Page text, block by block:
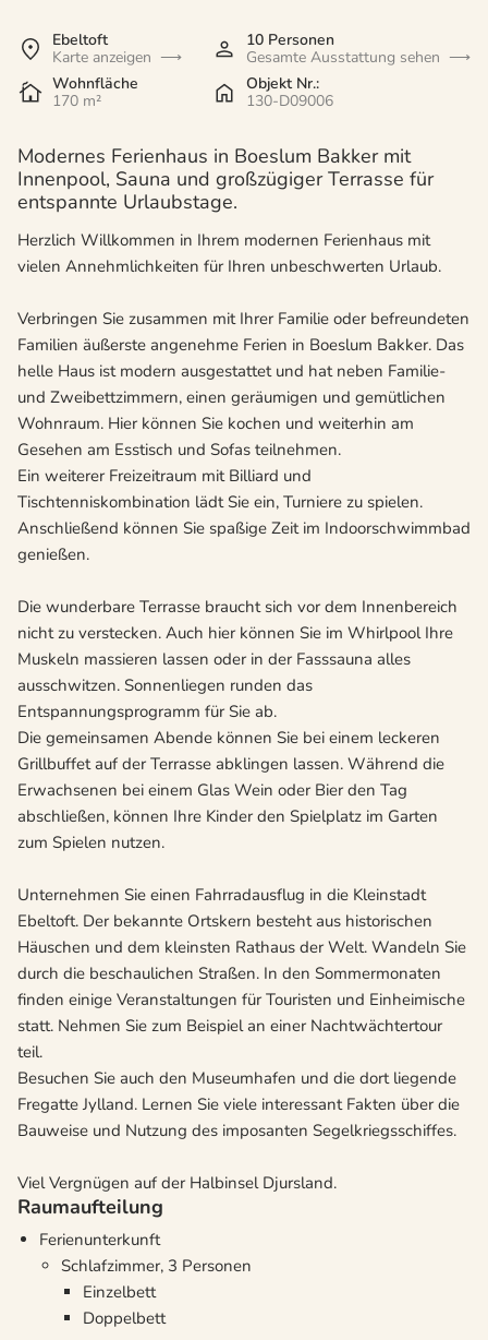
Ebeltoft
Karte anzeigen
10 Personen
Gesamte Ausstattung sehen
Wohnfläche
170 m²
Objekt Nr.:
130-D09006
Modernes Ferienhaus in Boeslum Bakker mit
Innenpool, Sauna und großzügiger Terrasse für
entspannte Urlaubstage.
Herzlich Willkommen in Ihrem modernen Ferienhaus mit
vielen Annehmlichkeiten für Ihren unbeschwerten Urlaub.
Verbringen Sie zusammen mit Ihrer Familie oder befreundeten
Familien äußerste angenehme Ferien in Boeslum Bakker. Das
helle Haus ist modern ausgestattet und hat neben Familie-
und Zweibettzimmern, einen geräumigen und gemütlichen
Wohnraum. Hier können Sie kochen und weiterhin am
Gesehen am Esstisch und Sofas teilnehmen.
Ein weiterer Freizeitraum mit Billiard und
Tischtenniskombination lädt Sie ein, Turniere zu spielen.
Anschließend können Sie spaßige Zeit im Indoorschwimmbad
genießen.
Die wunderbare Terrasse braucht sich vor dem Innenbereich
nicht zu verstecken. Auch hier können Sie im Whirlpool Ihre
Muskeln massieren lassen oder in der Fasssauna alles
ausschwitzen. Sonnenliegen runden das
Entspannungsprogramm für Sie ab.
Die gemeinsamen Abende können Sie bei einem leckeren
Grillbuffet auf der Terrasse abklingen lassen. Während die
Erwachsenen bei einem Glas Wein oder Bier den Tag
abschließen, können Ihre Kinder den Spielplatz im Garten
zum Spielen nutzen.
Unternehmen Sie einen Fahrradausflug in die Kleinstadt
Ebeltoft. Der bekannte Ortskern besteht aus historischen
Häuschen und dem kleinsten Rathaus der Welt. Wandeln Sie
durch die beschaulichen Straßen. In den Sommermonaten
finden einige Veranstaltungen für Touristen und Einheimische
statt. Nehmen Sie zum Beispiel an einer Nachtwächtertour
teil.
Besuchen Sie auch den Museumhafen und die dort liegende
Fregatte Jylland. Lernen Sie viele interessant Fakten über die
Bauweise und Nutzung des imposanten Segelkriegsschiffes.
Viel Vergnügen auf der Halbinsel Djursland.
Raumaufteilung
Ferienunterkunft
Schlafzimmer, 3 Personen
Einzelbett
Doppelbett